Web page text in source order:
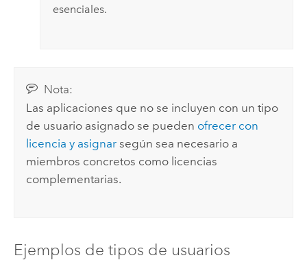
esenciales.
Nota:
Las aplicaciones que no se incluyen con un tipo
de usuario asignado se pueden ofrecer con
licencia y asignar según sea necesario a
miembros concretos como licencias
complementarias.
Ejemplos de tipos de usuarios